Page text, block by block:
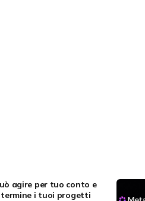
agire per tuo conto e
i tuoi progetti